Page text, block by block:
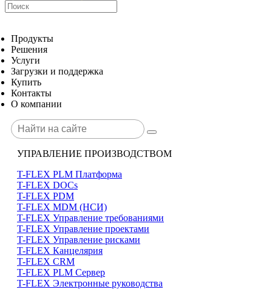
Продукты
Решения
Услуги
Загрузки и поддержка
Купить
Контакты
О компании
УПРАВЛЕНИЕ ПРОИЗВОДСТВОМ
T-FLEX PLM Платформа
T-FLEX DOCs
T-FLEX PDM
T-FLEX MDM (НСИ)
T-FLEX Управление требованиями
T-FLEX Управление проектами
T-FLEX Управление рисками
T-FLEX Канцелярия
T-FLEX CRM
T-FLEX PLM Сервер
T-FLEX Электронные руководства